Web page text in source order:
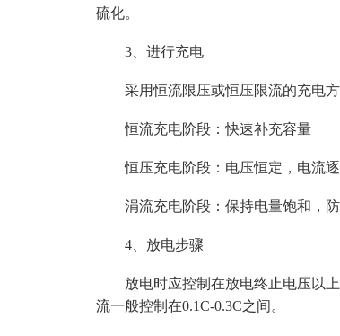
硫化。
3、进行充电
采用恒流限压或恒压限流的充电方
恒流充电阶段：快速补充容量
恒压充电阶段：电压恒定，电流逐
涓流充电阶段：保持电量饱和，防
4、放电步骤
放电时应控制在放电终止电压以上
流一般控制在0.1C-0.3C之间。